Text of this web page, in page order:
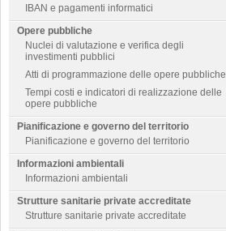
IBAN e pagamenti informatici
Opere pubbliche
Nuclei di valutazione e verifica degli
investimenti pubblici
Atti di programmazione delle opere pubbliche
Tempi costi e indicatori di realizzazione delle
opere pubbliche
Pianificazione e governo del territorio
Pianificazione e governo del territorio
Informazioni ambientali
Informazioni ambientali
Strutture sanitarie private accreditate
Strutture sanitarie private accreditate